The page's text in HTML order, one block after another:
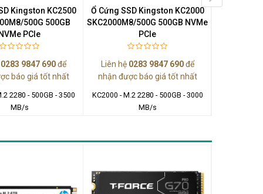
Kingston KC2500
500G 500GB
PCIe
0283 9847 690để
báo giá tốt nhất
2280 - 500GB - 3500
MB/s
Ổ Cứng SSD Kingston KC2000
SKC2000M8/500G 500GB NVMe
PCIe
Liên hệ 0283 9847 690để
nhận được báo giá tốt nhất
KC2000 - M.2 2280 - 500GB - 3000
MB/s